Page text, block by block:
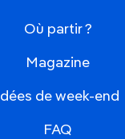
Où partir ?
Magazine
Idées de week-end
FAQ